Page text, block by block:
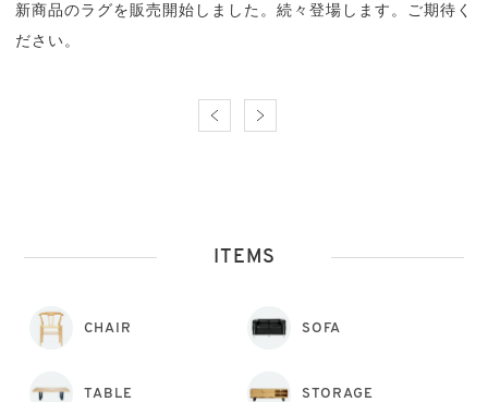
新商品のラグを販売開始しました。続々登場します。ご期待く
ださい。
ITEMS
CHAIR SOFA
TABLE STORAGE